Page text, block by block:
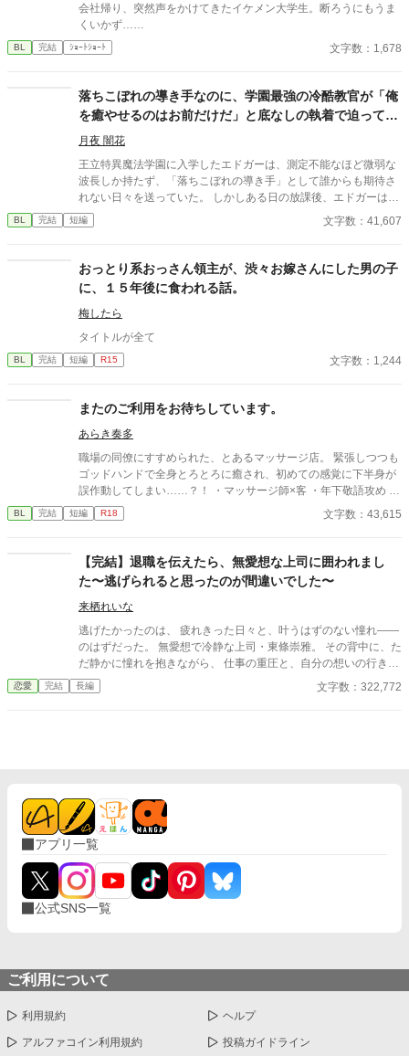
会社帰り、突然声をかけてきたイケメン大学生。断ろうにもうま
くいかず……
BL 完結 ｼｮｰﾄｼｮｰﾄ 文字数：1,678
落ちこぼれの導き手なのに、学園最強の冷酷教官が「俺
を癒やせるのはお前だけだ」と底なしの執着で迫ってき
ます
月夜 闇花
王立特異魔法学園に入学したエドガーは、測定不能なほど微弱な
波長しか持たず、「落ちこぼれの導き手」として誰からも期待さ
れない日々を送っていた。 しかしある日の放課後、エドガーは学
園で最も恐れられる最強の戦闘魔術教官、レオン・ヴァレンタイ
ンの秘密を知ってしまう。 強大すぎる魔力ゆえに、五感が暴走す
底知れぬ静かな波長は、世界で唯一、彼の苦痛を完全に溶かすこ
とができるものだった。 「お前は、俺の専属の導き手になるん
だ」 痛みを癒やしたことで、冷酷なはずの最強教官から底なしの
執着と溺愛を向けられるようになり――！？ 孤独な二人の魂が共
鳴する、極上の救済と溺愛の学園ファンタジー。 ※センチネルバ
ースをベースにした独自設定（特異覚醒者×導き手）です。
BL 完結 短編 文字数：41,607
おっとり系おっさん領主が、渋々お嫁さんにした男の子
に、１５年後に食われる話。
梅したら
タイトルが全て
BL 完結 短編 R15 文字数：1,244
またのご利用をお待ちしています。
あらき奏多
職場の同僚にすすめられた、とあるマッサージ店。 緊張しつつも
ゴッドハンドで全身とろとろに癒され、初めての感覚に下半身が
誤作動してしまい……？！ ・マッサージ師×客 ・年下敬語攻め ・
男前土木作業員受け ・ノリ軽め ※年齢順イメージ 九重≒達也＞
坂田(店長)≫四ノ宮 【登場人物】 ▼坂田 祐介(さかた ゆうすけ)
クシーボイス ・良識はある人 ▼杉村 達也(すぎむら たつや) 受
・土木作業員 ・敏感体質 ・快楽に流されやすい。すぐ喘ぐ ・性
格も見た目も男前 【登場人物(第二弾の人たち)】 ▼四ノ宮 葵(し
のみや あおい) 攻 ・マッサージ店の施術者のひとり。 ・店では
年齢は下から二番目。経歴は店長の次に長い。敏腕。 ・顔と名前
だけ中性的。愛想は人並み。 ・自覚済隠れS。仕事とプライベー
トは区別してる。はずだった。 ▼九重 柚葉(ここのえ ゆずは) 受
・愛称『ココ』『ココさん』『ココちゃん』 ・名前だけ可愛い。
性格は可愛くない。見た目も別に可愛くない。 ・理性が強め。隠
BL 完結 短編 R18 文字数：43,615
【完結】退職を伝えたら、無愛想な上司に囲われまし
た〜逃げられると思ったのが間違いでした〜
来栖れいな
逃げたかったのは、 疲れきった日々と、叶うはずのない憧れ――
のはずだった。 無愛想で冷静な上司・東條崇雅。 その背中に、た
だ静かに憧れを抱きながら、 仕事の重圧と、自分の想いの行き場
に限界を感じて、私は退職を申し出た。 けれど―― そこから、彼
の態度は変わり始めた。 苦手な仕事から外され、 負担を減らさ
す。 登場する人物・団体・名称・出来事などはすべて架空であ
り、実在のものとは一切関係ありません。
恋愛 完結 長編 文字数：322,772
アプリ一覧
公式SNS一覧
ご利用について
利用規約 ヘルプ
アルファコイン利用規約 投稿ガイドライン